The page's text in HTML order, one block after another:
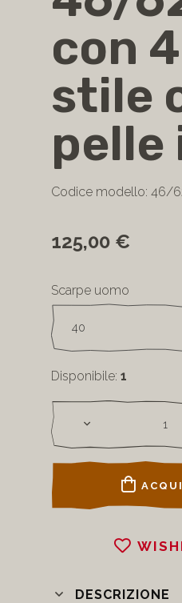
con
stile
pelle
Codice modello: 46/
125,00 €
Scarpe uomo
Disponibile: 1
DESCRIZIONE